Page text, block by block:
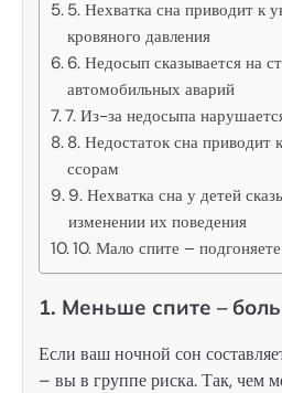
5. Нехватка сна приводит к
кровяного давления
6. Недосып сказывается на
автомобильных аварий
7. Из-за недосыпа
8. Недостаток сна приводит
ссорам
9. Нехватка сна у детей
изменении их поведения
10. Мало спите –
1. Меньше спите –
Если ваш ночной сон
– вы в группе риска. Так, чем